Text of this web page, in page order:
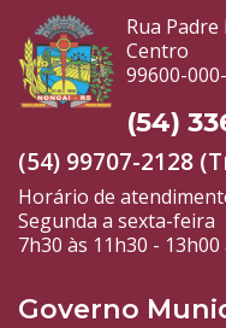
Rua
Centro
99600-
(54)
(54) 99707-2128
Horário de
Segunda a sexta-feira
7h30 às 11h30 - 13h00
Governo